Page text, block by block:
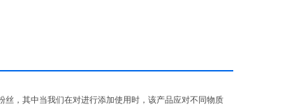
，其中当我们在对进行添加使用时，该产品应对不同物质